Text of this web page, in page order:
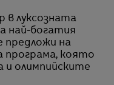
в луксозната
най-богатия
предложи на
програма, която
и олимпийските